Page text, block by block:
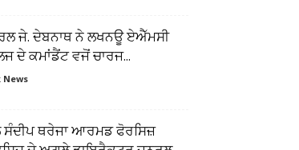
ਜੇ. ਦੇਬਨਾਥ ਨੇ ਲਖਨਊ ਏਐੱਮਸੀ
ਦੇ ਕਮਾਂਡੈਂਟ ਵਜੋਂ ਚਾਰਜ...
News
ਥਰੇਜਾ ਆਰਮਡ ਫੋਰਸਿਜ਼